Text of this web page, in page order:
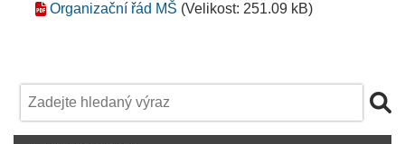
Organizační řád MŠ (Velikost: 251.09 kB)